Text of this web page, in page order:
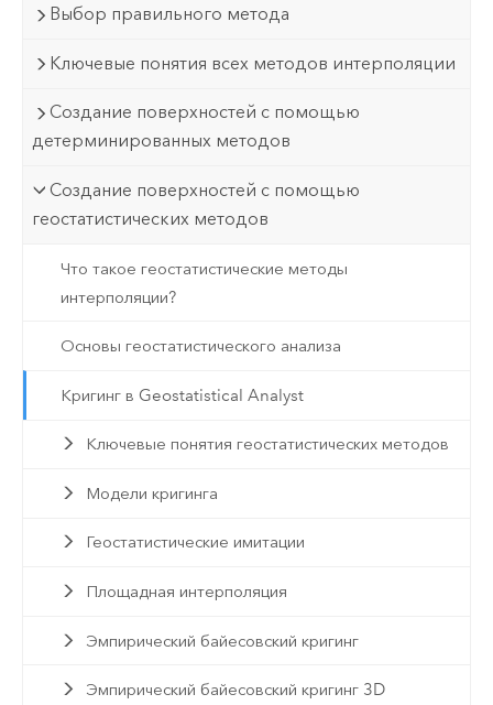
Выбор правильного метода
Ключевые понятия всех методов интерполяции
Создание поверхностей с помощью
детерминированных методов
Создание поверхностей с помощью
геостатистических методов
Что такое геостатистические методы
интерполяции?
Основы геостатистического анализа
Кригинг в Geostatistical Analyst
Ключевые понятия геостатистических методов
Модели кригинга
Геостатистические имитации
Площадная интерполяция
Эмпирический байесовский кригинг
Эмпирический байесовский кригинг 3D